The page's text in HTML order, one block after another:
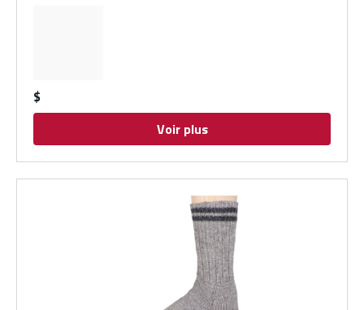
$
Voir plus